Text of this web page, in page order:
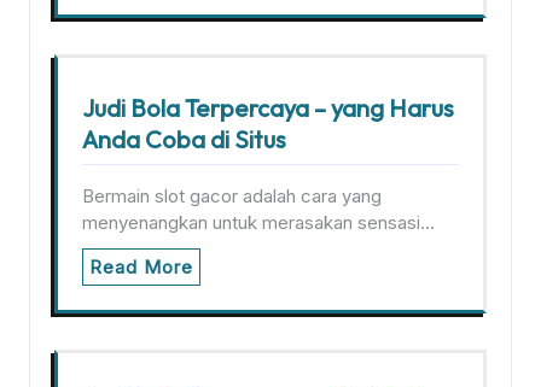
Judi Bola Terpercaya – yang Harus
Anda Coba di Situs
Bermain slot gacor adalah cara yang
menyenangkan untuk merasakan sensasi…
Read More